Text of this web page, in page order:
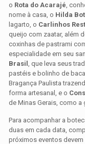
o Rota do Acarajé ,
nome à casa, o Hilda
lagarto, o Carlinhos
queijo com zaatar, além
coxinhas de pastrami
especialidade em seu
Brasil
, que leva seus
pastéis e bolinho de
Bragança Paulista
forma artesanal, e o
de Minas Gerais, como a
Para acompanhar a
duas em cada data,
próximos eventos